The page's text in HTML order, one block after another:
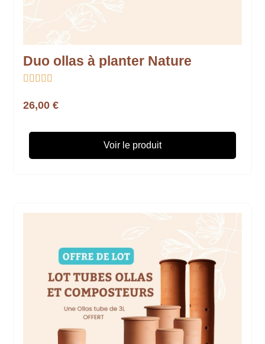
Duo ollas à planter Nature
    
26,00 €
Voir le produit